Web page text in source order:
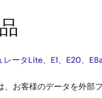
ータLite、E1、E20、
お客様のデータを外部